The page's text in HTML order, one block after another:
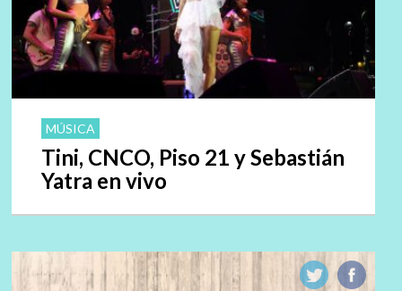
MÚSICA
Tini, CNCO, Piso 21 y Sebastián
Yatra en vivo